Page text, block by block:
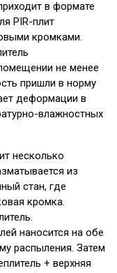
в формате
PIR-плит
кромками.
не менее
пришли в норму
деформации в
влажностных
несколько
из
стан, где
кромка.
наносится на обе
распыления. Затем
+ верхняя